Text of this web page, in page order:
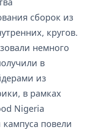
сборок из
кругов.
немного
в
из
в рамках
Nigeria
повели